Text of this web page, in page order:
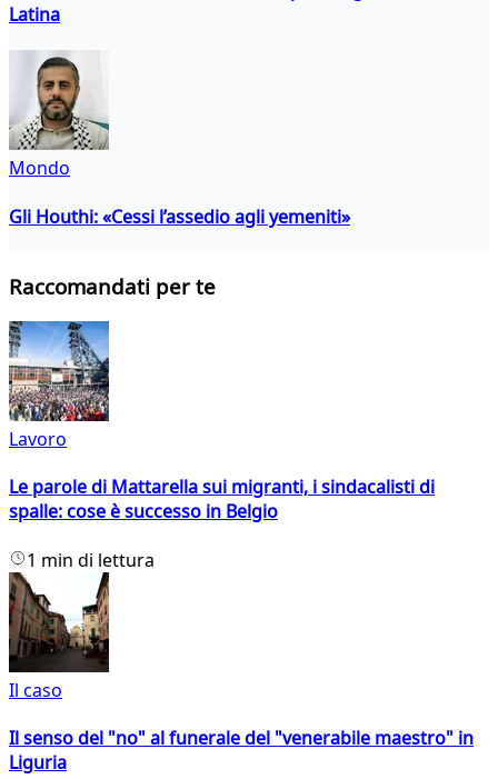
Latina
Mondo
Gli Houthi: «Cessi l’assedio agli yemeniti»
Raccomandati per te
Lavoro
Le parole di Mattarella sui migranti, i sindacalisti di
spalle: cose è successo in Belgio
1 min di lettura
Il caso
Il senso del "no" al funerale del "venerabile maestro" in
Liguria